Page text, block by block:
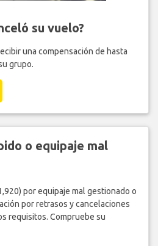
su vuelo?
una compensación de hasta
grupo.
o equipaje mal
por equipaje mal gestionado o
por retrasos y cancelaciones
requisitos. Compruebe su